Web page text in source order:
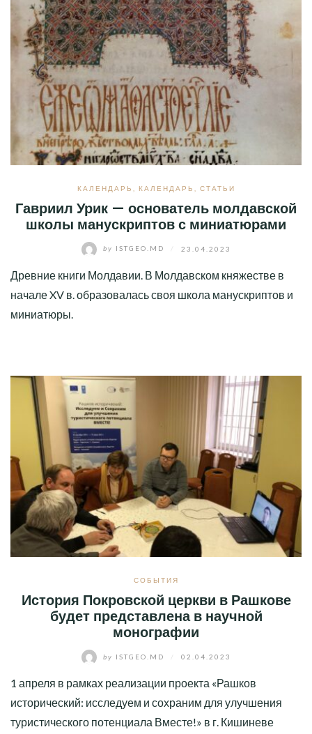
КАЛЕНДАРЬ КАЛЕНДАРЬ СТАТЬИ
Гавриил Урик — основатель молдавской
школы манускриптов с миниатюрами
by ISTGEO.MD 23.04.2023
Древние книги Молдавии. В Молдавском княжестве в
начале XV в. образовалась своя школа манускриптов и
миниатюры.
СОБЫТИЯ
История Покровской церкви в Рашкове
будет представлена в научной
монографии
by ISTGEO.MD 02.04.2023
1 апреля в рамках реализации проекта «Рашков
исторический: исследуем и сохраним для улучшения
туристического потенциала Вместе!» в г. Кишиневе